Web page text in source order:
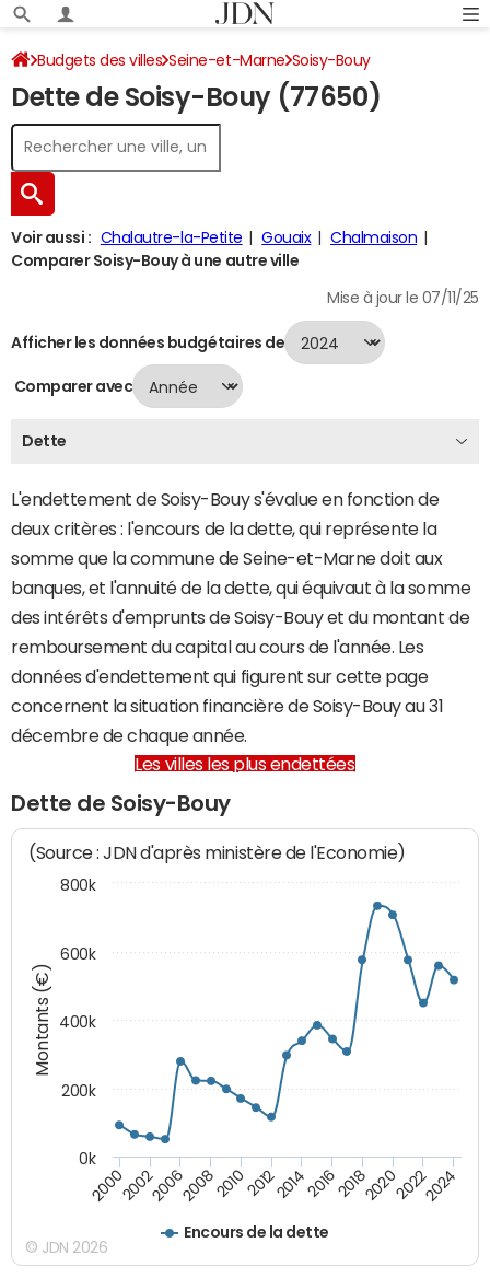
Budgets des villes Seine-et-Marne Soisy-Bouy
Dette au 31/12/2024
Dette de Soisy-Bouy (77650)
Voir aussi : Chalautre-la-Petite Gouaix
Chalmaison
Comparer Soisy-Bouy à une autre ville
Mise à jour le 07/11/25
Afficher les données budgétaires de
Comparer avec
Dette
L'endettement de Soisy-Bouy s'évalue en fonction de
deux critères : l'encours de la dette, qui représente la
somme que la commune de Seine-et-Marne doit aux
banques, et l'annuité de la dette, qui équivaut à la somme
des intérêts d'emprunts de Soisy-Bouy et du montant de
remboursement du capital au cours de l'année. Les
données d'endettement qui figurent sur cette page
concernent la situation financière de Soisy-Bouy au 31
décembre de chaque année.
Les villes les plus endettées
Dette de Soisy-Bouy
Montants (€)
(Source : JDN d'après ministère de l'Economie)
Encours de la dette
200020022006200820102012201420162018202020222024
0k
200k
400k
600k
800k
© JDN 2026